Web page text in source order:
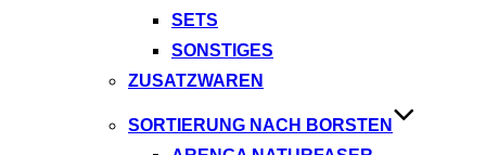
SETS
SONSTIGES
ZUSATZWAREN
SORTIERUNG NACH BORSTEN